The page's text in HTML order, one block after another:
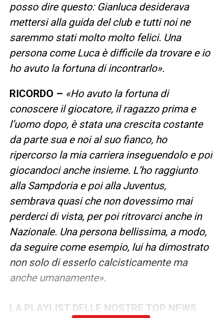
posso dire questo: Gianluca desiderava
mettersi alla guida del club e tutti noi ne
saremmo stati molto molto felici. Una
persona come Luca è difficile da trovare e io
ho avuto la fortuna di incontrarlo».
RICORDO – «Ho avuto la fortuna di
conoscere il giocatore, il ragazzo prima e
l’uomo dopo, è stata una crescita costante
da parte sua e noi al suo fianco, ho
ripercorso la mia carriera inseguendolo e poi
giocandoci anche insieme. L’ho raggiunto
alla Sampdoria e poi alla Juventus,
sembrava quasi che non dovessimo mai
perderci di vista, per poi ritrovarci anche in
Nazionale. Una persona bellissima, a modo,
da seguire come esempio, lui ha dimostrato
non solo di esserlo calcisticamente ma
anche umanamente».
LA PLAYLIST DELLE NOSTRE TOP NEWS